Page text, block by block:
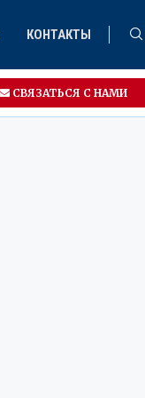
КОНТАКТЫ
СВЯЗАТЬСЯ С НАМИ